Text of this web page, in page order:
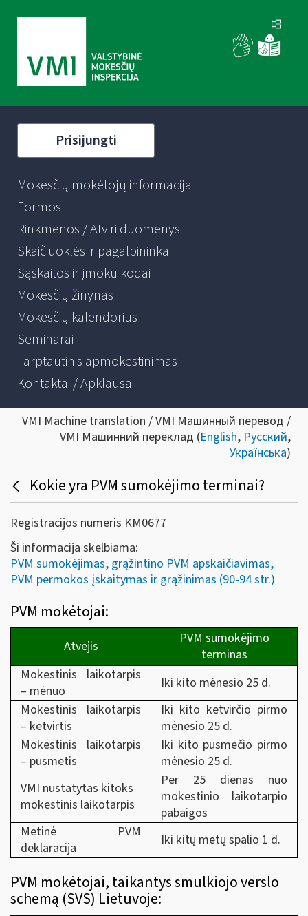
Prisijungti
Mokesčių mokėtojų informacija
Formos
Rinkmenos / Atviri duomenys
Skaičiuoklės ir pagalbininkai
Sąskaitos ir įmokų kodai
Mokesčių žinynas
Mokesčių kalendorius
Seminarai
Tarptautinis apmokestinimas
Kontaktai / Apklausa
VMI Machine translation / VMI Машинный перевод /
VMI Машинний переклад (English, Русский,
Українська)
Kokie yra PVM sumokėjimo terminai?
Registracijos numeris KM0677
Ši informacija skelbiama:
PVM sumokėjimas, grąžintino PVM apskaičiavimas,
PVM permokos įskaitymas ir grąžinimas (90-94 str.)
PVM mokėtojai:
Atvejis
PVM sumokėjimo
terminas
Mokestinis laikotarpis
– mėnuo
Iki kito mėnesio 25 d.
Mokestinis laikotarpis
– ketvirtis
Iki kito ketvirčio pirmo
mėnesio 25 d.
Mokestinis laikotarpis
– pusmetis
Iki kito pusmečio pirmo
mėnesio 25 d.
VMI nustatytas kitoks
mokestinis laikotarpis
Per 25 dienas nuo
mokestinio laikotarpio
pabaigos
Metinė PVM
deklaracija
Iki kitų metų spalio 1 d.
PVM mokėtojai, taikantys smulkiojo verslo
schemą (SVS) Lietuvoje: